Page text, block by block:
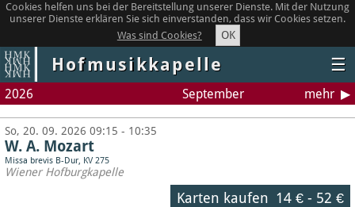
Cookies helfen uns bei der Bereitstellung unserer Dienste. Mit der Nutzung
unserer Dienste erklären Sie sich einverstanden, dass wir Cookies setzen.
Was sind Cookies?
OK
Hofmusikkapelle ☰
2026 September mehr
So, 20. 09. 2026 09:15 - 10:35
W. A. Mozart
Missa brevis B-Dur, KV 275
Wiener Hofburgkapelle
Karten kaufen 14 €- 52 €